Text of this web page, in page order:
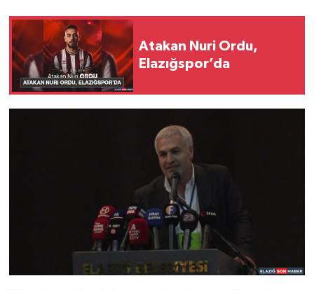
Atakan Nuri Ordu,
Elazığspor’da